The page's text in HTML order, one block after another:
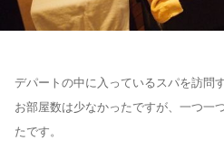
デパートの中に入っているスパを訪問
お部屋数は少なかったですが、一つ一
たです。